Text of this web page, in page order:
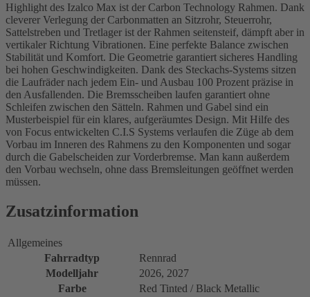
Highlight des Izalco Max ist der Carbon Technology Rahmen. Dank
cleverer Verlegung der Carbonmatten an Sitzrohr, Steuerrohr,
Sattelstreben und Tretlager ist der Rahmen seitensteif, dämpft aber in
vertikaler Richtung Vibrationen. Eine perfekte Balance zwischen
Stabilität und Komfort. Die Geometrie garantiert sicheres Handling
bei hohen Geschwindigkeiten. Dank des Steckachs-Systems sitzen
die Laufräder nach jedem Ein- und Ausbau 100 Prozent präzise in
den Ausfallenden. Die Bremsscheiben laufen garantiert ohne
Schleifen zwischen den Sätteln. Rahmen und Gabel sind ein
Musterbeispiel für ein klares, aufgeräumtes Design. Mit Hilfe des
von Focus entwickelten C.I.S Systems verlaufen die Züge ab dem
Vorbau im Inneren des Rahmens zu den Komponenten und sogar
durch die Gabelscheiden zur Vorderbremse. Man kann außerdem
den Vorbau wechseln, ohne dass Bremsleitungen geöffnet werden
müssen.
Zusatzinformation
Allgemeines
Fahrradtyp
Rennrad
Modelljahr
2026, 2027
Farbe
Red Tinted / Black Metallic